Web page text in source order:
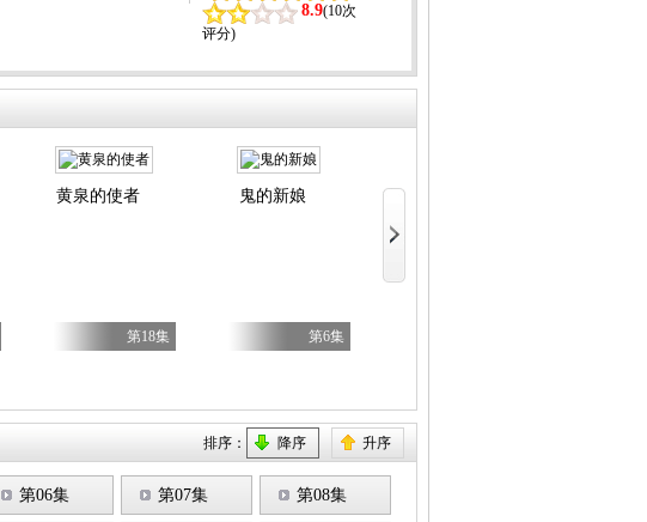
8.9(10次
评分)
黄泉的使者
第18集
鬼的新娘
第6集
排序： 降序 升序
第06集 第07集 第08集